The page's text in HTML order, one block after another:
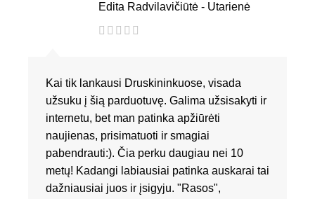
Edita Radvilavičiūtė - Utarienė
Kai tik lankausi Druskininkuose, visada
užsuku į šią parduotuvę. Galima užsisakyti ir
internetu, bet man patinka apžiūrėti
naujienas, prisimatuoti ir smagiai
pabendrauti:). Čia perku daugiau nei 10
metų! Kadangi labiausiai patinka auskarai tai
dažniausiai juos ir įsigyju. "Rasos",